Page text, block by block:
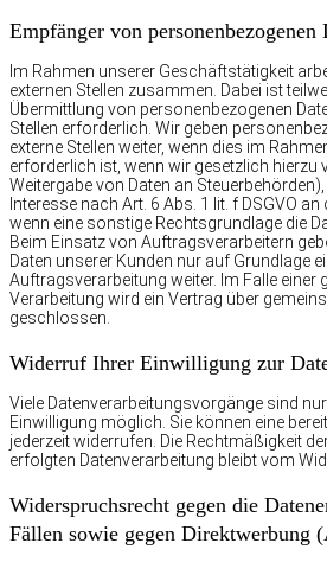
Empfänger von personenbezogenen
Im Rahmen unserer Geschäftstätigkeit
externen Stellen zusammen. Dabei ist
Übermittlung von personenbezogenen
Stellen erforderlich. Wir geben
externe Stellen weiter, wenn dies im
erforderlich ist, wenn wir gesetzlich hierzu
Weitergabe von Daten an
Interesse nach Art. 6 Abs. 1 lit. f DSGVO
wenn eine sonstige Rechtsgrundlage die
Beim Einsatz von Auftragsverarbeitern
Daten unserer Kunden nur auf Grundlage
Auftragsverarbeitung weiter. Im Falle einer
Verarbeitung wird ein Vertrag über
geschlossen.
Widerruf Ihrer Einwilligung zur
Viele Datenverarbeitungsvorgänge sind
Einwilligung möglich. Sie können eine
jederzeit widerrufen. Die Rechtmäßigkeit
erfolgten Datenverarbeitung bleibt vom
Widerspruchsrecht gegen die
Fällen sowie gegen Direktwerbung